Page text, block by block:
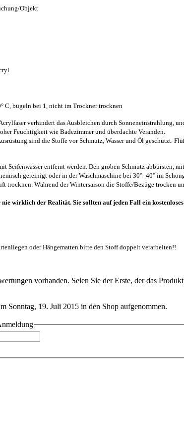
Objekt
C, bügeln bei 1, nicht im Trockner trocknen
verhindert das Ausbleichen durch Sonneneinstrahlung,
Feuchtigkeit wie Badezimmer und überdachte Veranden.
sind die Stoffe vor Schmutz, Wasser und Öl geschützt.
Seifenwasser entfernt werden. Den groben Schmutz abbürsten,
gereinigt oder in der Waschmaschine bei 30°- 40° im
trocknen. Während der Wintersaison die Stoffe/Bezüge trocken
wirklich der Realität. Sie sollten auf jeden Fall ein
oder Hängematten bitte den Stoff doppelt verarbeiten!!
vorhanden. Seien Sie der Erste, der das
Sonntag, 19. Juli 2015 in den Shop aufgenommen.